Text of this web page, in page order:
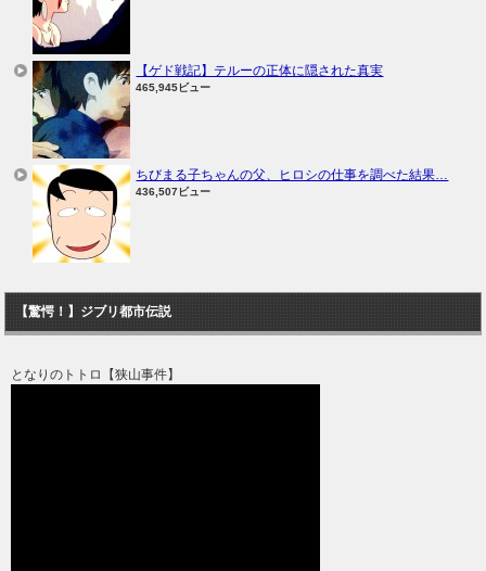
【ゲド戦記】テルーの正体に隠された真実
465,945ビュー
ちびまる子ちゃんの父、ヒロシの仕事を調べた結果…
436,507ビュー
【驚愕！】ジブリ都市伝説
となりのトトロ【狭山事件】